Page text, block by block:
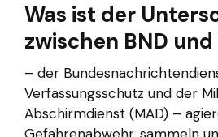
Was ist der
zwischen BND und
– der
Verfassungsschutz und der
Abschirmdienst (MAD) –